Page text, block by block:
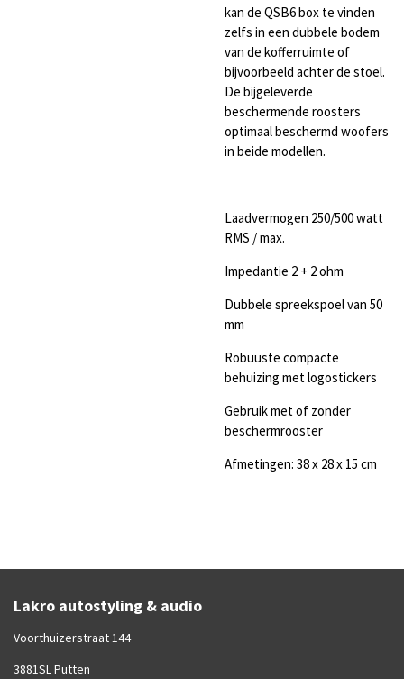
kan de QSB6 box te vinden
zelfs in een dubbele bodem
van de kofferruimte of
bijvoorbeeld achter de stoel.
De bijgeleverde
beschermende roosters
optimaal beschermd woofers
in beide modellen.
Laadvermogen 250/500 watt
RMS / max.
Impedantie 2 + 2 ohm
Dubbele spreekspoel van 50
mm
Robuuste compacte
behuizing met logostickers
Gebruik met of zonder
beschermrooster
Afmetingen: 38 x 28 x 15 cm
Lakro autostyling & audio
Voorthuizerstraat 144
3881SL Putten